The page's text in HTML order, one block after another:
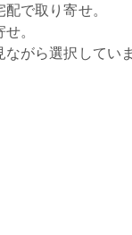
で取り寄せ。
。
ながら選択してい